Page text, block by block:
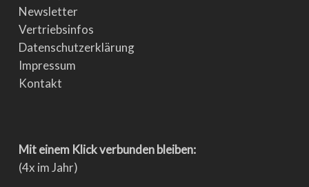
Newsletter
Vertriebsinfos
Datenschutzerklärung
Impressum
Kontakt
Mit einem Klick verbunden bleiben:
(4x im Jahr)